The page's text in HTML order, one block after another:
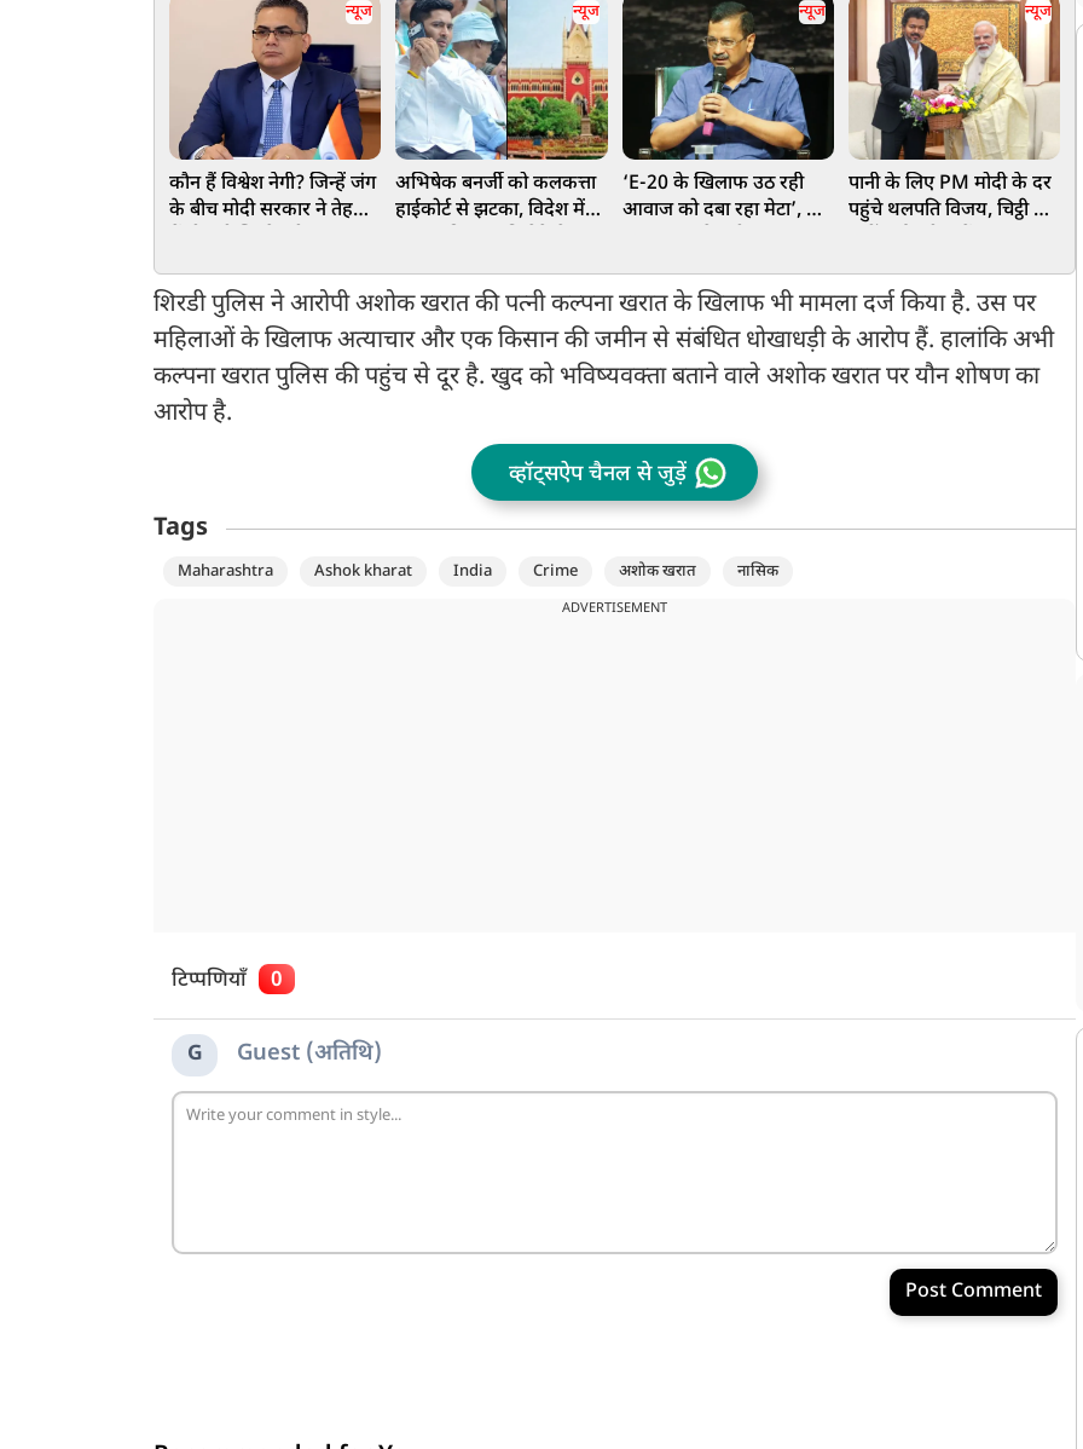
न्यूज
कौन हैं विश्वेश नेगी? जिन्हें जंग
के बीच मोदी सरकार ने तेहरान
न्यूज
अभिषेक बनर्जी को कलकत्ता
हाईकोर्ट से झटका, विदेश में
न्यूज
‘E-20 के खिलाफ उठ रही
आवाज को दबा रहा मेटा’, केंद्र
सेंसरशिप का दावा
न्यूज
पानी के लिए PM मोदी के दर
पहुंचे थलपति विजय, चिट्ठी में
शिरडी पुलिस ने आरोपी अशोक खरात की पत्नी कल्पना खरात के खिलाफ भी मामला दर्ज किया है. उस पर
महिलाओं के खिलाफ अत्याचार और एक किसान की जमीन से संबंधित धोखाधड़ी के आरोप हैं. हालांकि अभी
कल्पना खरात पुलिस की पहुंच से दूर है. खुद को भविष्यवक्ता बताने वाले अशोक खरात पर यौन शोषण का
आरोप है.
व्हॉट्सऐप चैनल से जुड़ें
Tags
Maharashtra Ashok kharat India Crime अशोक खरात नासिक
ADVERTISEMENT
टिप्पणियाँ 0
G Guest (अतिथि)
Post Comment